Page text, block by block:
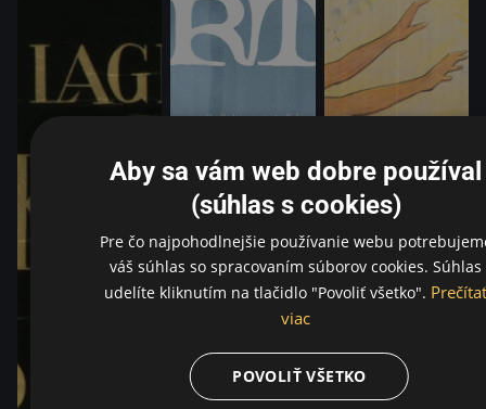
Aby sa vám web dobre používal
(súhlas s cookies)
Pre čo najpohodlnejšie používanie webu
váš súhlas so spracovaním súborov cookies. Súhlas
udelíte kliknutím na tlačidlo "Povoliť všetko". Prečítať
viac
POVOLIŤ VŠETKO